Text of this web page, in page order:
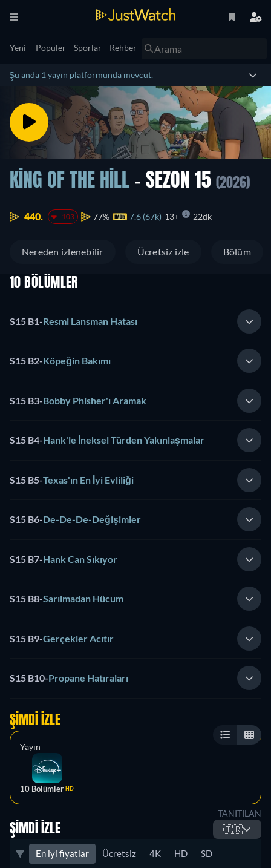
Yeni Popüler Sporlar Rehber
Şu anda 1 yayın platformunda mevcut.
KING OF THE HILL - SEZON 15 (2026)
440. -103 77% 7.6 (67k) 13+ 22dk
Nereden izlenebilir Ücretsiz izle Bölüm
10 BÖLÜMLER
S15 B1-Resmi Lansman Hatası
S15 B2-Köpeğin Bakımı
S15 B3-Bobby Phisher'ı Aramak
S15 B4-Hank'le İneksel Türden Yakınlaşmalar
S15 B5-Texas'ın En İyi Evliliği
S15 B6-De-De-De-Değişimler
S15 B7-Hank Can Sıkıyor
S15 B8-Sarılmadan Hücum
S15 B9-Gerçekler Acıtır
S15 B10-Propane Hatıraları
ŞIMDI İZLE
Yayın
10 Bölümler HD
TANITILAN
ŞIMDI İZLE 🇹🇷
En iyi fiyatlar Ücretsiz 4K HD SD